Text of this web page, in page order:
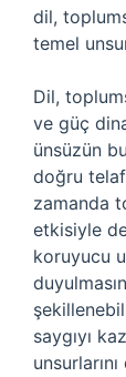
dil,
temel
Dil,
ve güç
ünsüzün
doğru
zamanda
etkisiyle
koruyucu
saygıyı